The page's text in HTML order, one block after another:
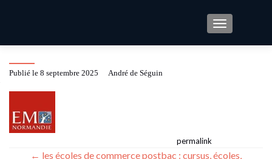
TOGGLE
Publié le 8 septembre 2025 André de Séguin
permalink
← les écoles de commerce postbac : cursus, écoles,